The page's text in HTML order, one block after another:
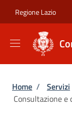
Regione Lazio
Briciole
Home / Servizi
Consultazione